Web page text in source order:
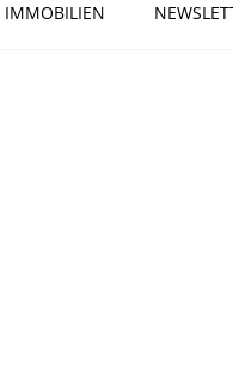
IMMOBILIEN